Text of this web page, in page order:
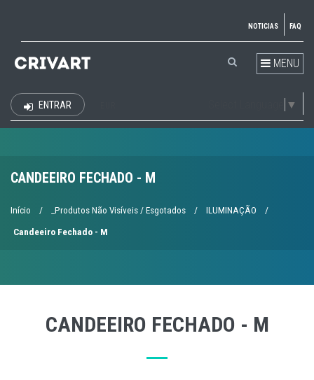
NOTICIAS FAQ
MENU
▼
ENTRAR
CANDEEIRO FECHADO - M
Início / _Produtos Não Visíveis / Esgotados / ILUMINAÇÃO /
Candeeiro Fechado - M
CANDEEIRO FECHADO - M